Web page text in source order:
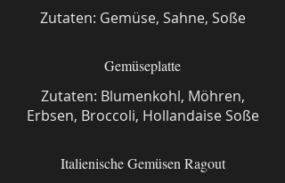
Zutaten: Gemüse, Sahne, Soße
Gemüseplatte
Zutaten: Blumenkohl, Möhren,
Erbsen, Broccoli, Hollandaise Soße
Italienische Gemüsen Ragout